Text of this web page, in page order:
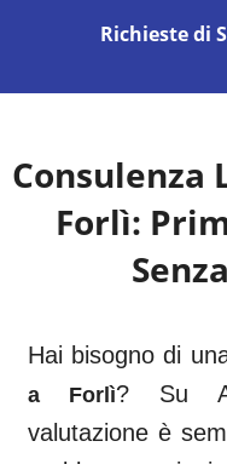
Richieste di
Consulenza
Forlì:
Hai bisogno di
a Forlì? Su
valutazione è